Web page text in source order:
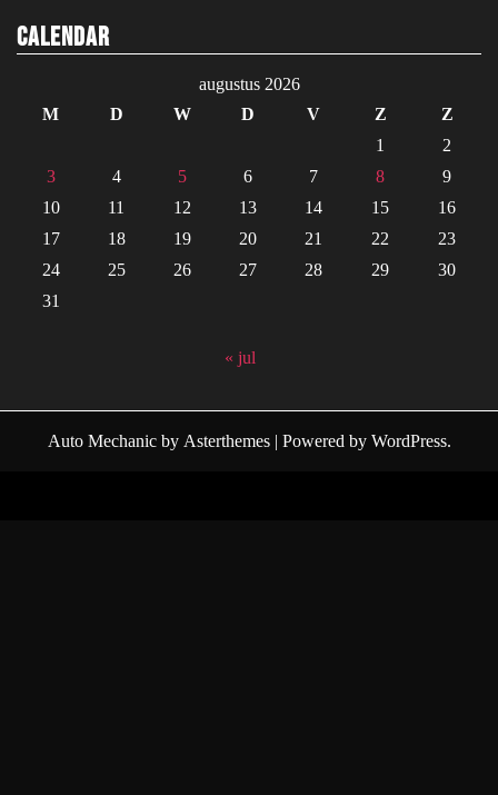
Calendar
augustus 2026
M
D W D V Z
Z
1
2
3
4 5 6 7 8
9
10
11 12 13 14 15
16
17
18 19 20 21 22
23
24
25 26 27 28 29
30
31
« jul
Auto Mechanicby Asterthemes| Powered by WordPress.